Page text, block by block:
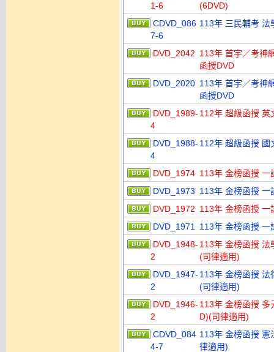
1-6
(6DVD)
CDVD_086
7-6
113年 三民輔考 法
DVD_2042 113年 首宇／考神
函授DVD
DVD_2020 113年 首宇／考神
函授DVD
DVD_1989-
4
112年 超級函授 英
DVD_1988-
4
112年 超級函授 國
DVD_1974 113年 金榜函授 一
DVD_1973 113年 金榜函授 一
DVD_1972 113年 金榜函授 一
DVD_1971
113年 金榜函授 一
DVD_1948-
2
113年 金榜函授 法
(司律適用)
DVD_1947-
2
113年 金榜函授 法
(司律適用)
DVD_1946-
2
113年 金榜函授 多
D)(司律適用)
CDVD_084
4-7
113年 金榜函授 憲
律適用)